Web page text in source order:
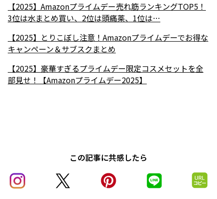
【2025】Amazonプライムデー売れ筋ランキングTOP5！
3位は水まとめ買い、2位は頭痛薬、1位は…
【2025】とりこぼし注意！Amazonプライムデーでお得な
キャンペーン＆サブスクまとめ
【2025】豪華すぎるプライムデー限定コスメセットを全
部見せ！【Amazonプライムデー2025】
この記事に共感したら